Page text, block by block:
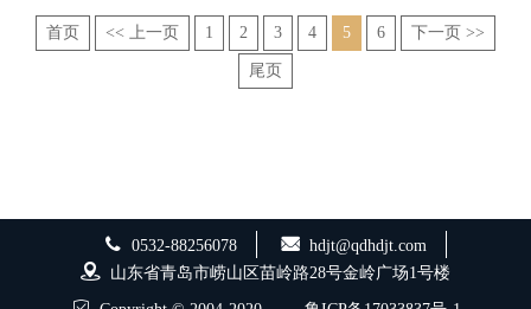
首页 << 上一页 1 2 3 4 5 6 下一页 >>
尾页
0532-88256078
hdjt@qdhdjt.com
山东省青岛市崂山区苗岭路28号金岭广场1号楼